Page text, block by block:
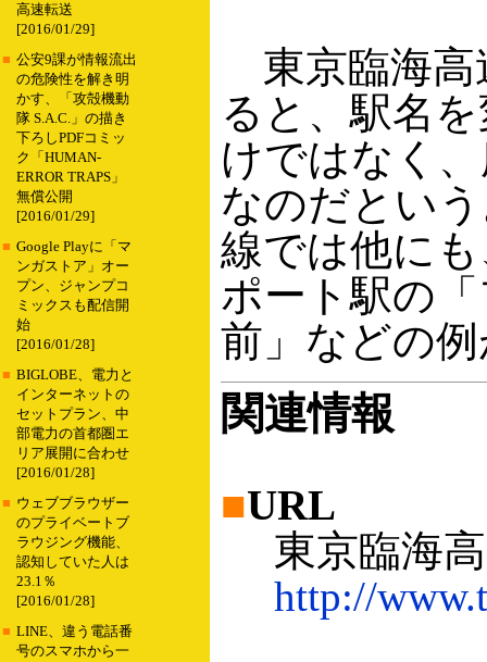
高速転送
[2016/01/29]
■ 公安9課が情報流出
の危険性を解き明
かす、「攻殻機動
隊 S.A.C.」の描き
下ろしPDFコミッ
ク「HUMAN-
ERROR TRAPS」
無償公開
[2016/01/29]
■ Google Playに「マ
ンガストア」オー
プン、ジャンプコ
ミックスも配信開
始
[2016/01/28]
■ BIGLOBE、電力と
インターネットの
セットプラン、中
部電力の首都圏エ
リア展開に合わせ
[2016/01/28]
■ ウェブブラウザー
のプライベートブ
ラウジング機能、
認知していた人は
23.1％
[2016/01/28]
■ LINE、違う電話番
号のスマホから一
東京臨海高
ると、駅名
けではなく
なのだとい
線では他に
ポート駅の
前」などの
関連情報
■URL
東京臨海高
http://